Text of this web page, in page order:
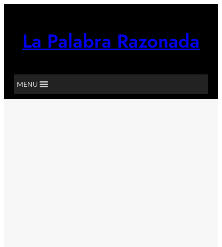
La Palabra Razonada
MENU